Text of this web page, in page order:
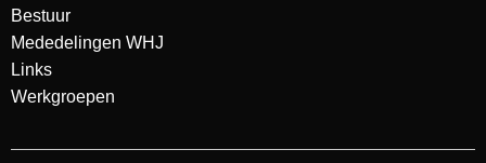
Bestuur
Mededelingen WHJ
Links
Werkgroepen